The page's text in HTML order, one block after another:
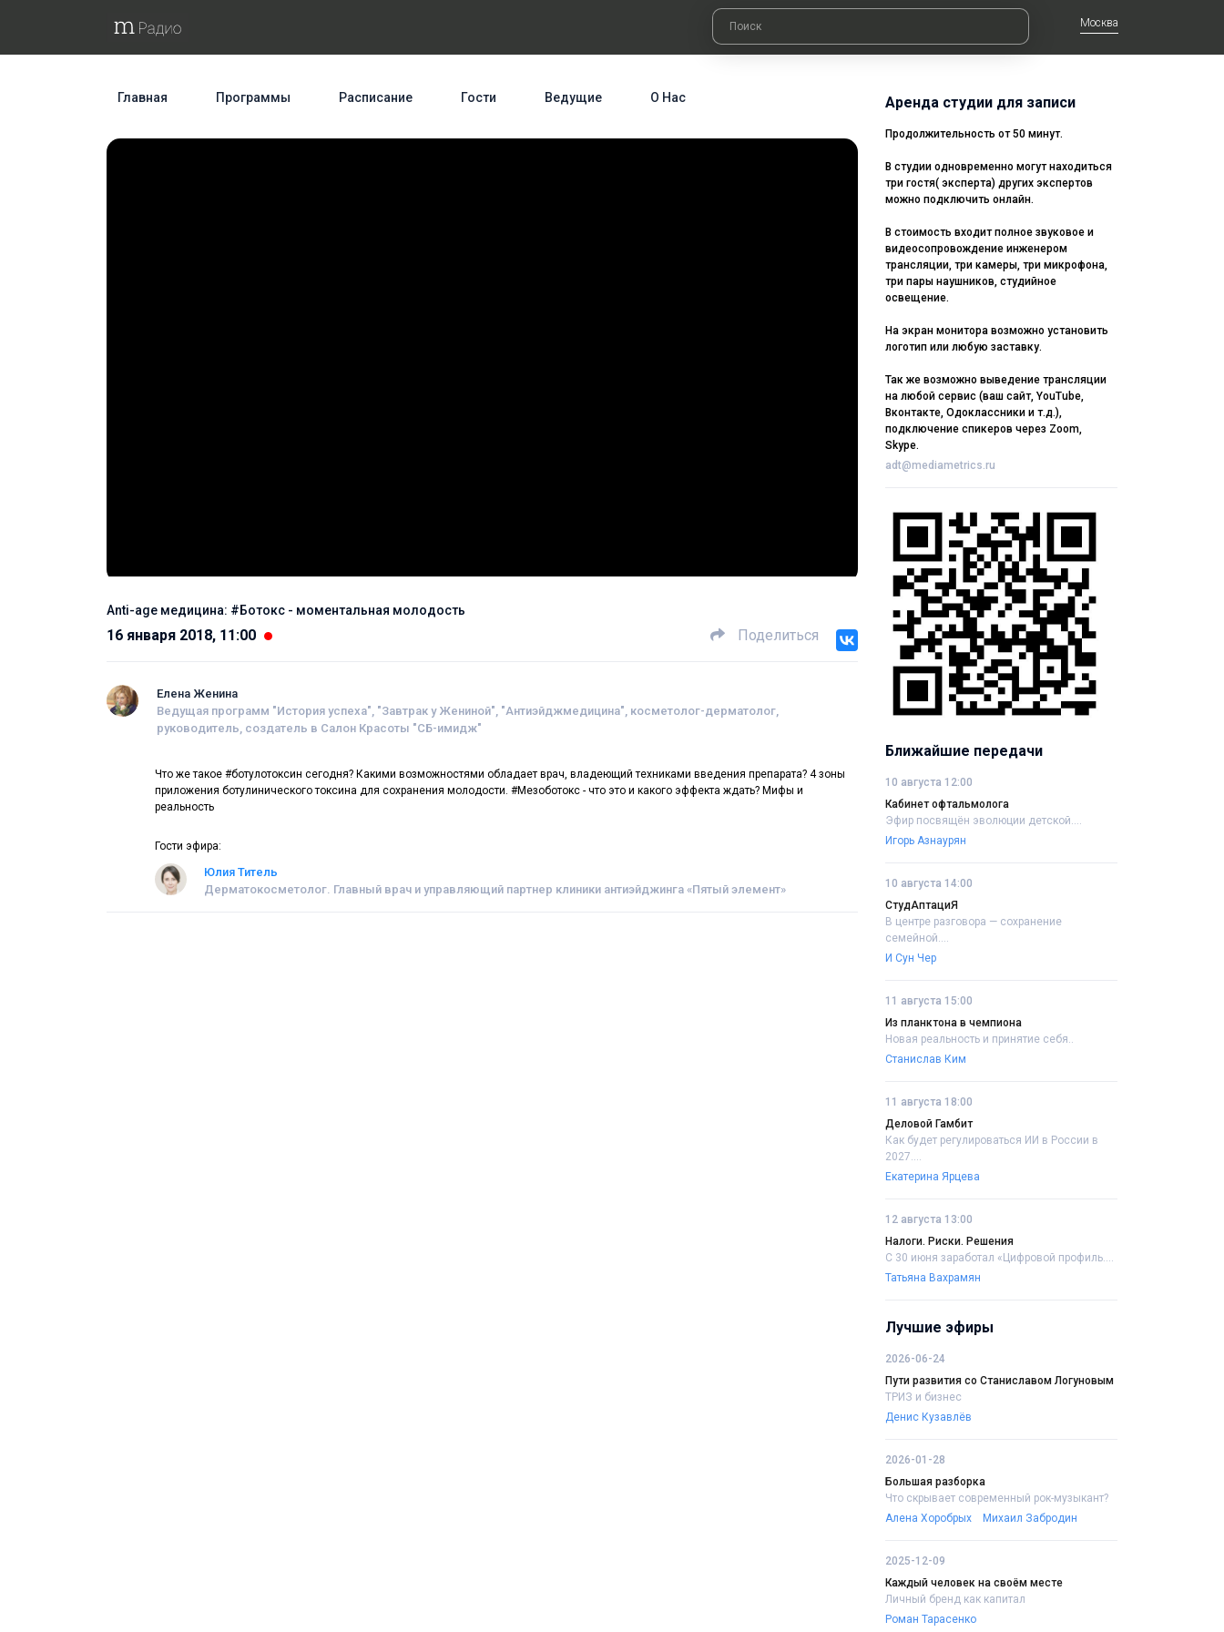
Москва
Главная Программы Расписание Гости Ведущие О Нас
Anti-age медицина: #Ботокс - моментальная молодость
16 января 2018, 11:00 Поделиться
Елена Женина
Ведущая программ "История успеха", "Завтрак у Жениной", "Антиэйджмедицина", косметолог-дерматолог,
руководитель, создатель в Салон Красоты "СБ-имидж"
Что же такое #ботулотоксин сегодня? Какими возможностями обладает врач, владеющий техниками введения препарата? 4 зоны
приложения ботулинического токсина для сохранения молодости. #Мезоботокс - что это и какого эффекта ждать? Мифы и
реальность
Гости эфира:
Юлия Титель
Дерматокосметолог. Главный врач и управляющий партнер клиники антиэйджинга «Пятый элемент»
Аренда студии для записи
Продолжительность от 50 минут.
В студии одновременно могут находиться
три гостя( эксперта) других экспертов
можно подключить онлайн.
В стоимость входит полное звуковое и
видеосопровождение инженером
трансляции, три камеры, три микрофона,
три пары наушников, студийное
освещение.
На экран монитора возможно установить
логотип или любую заставку.
Так же возможно выведение трансляции
на любой сервис (ваш сайт, YouTube,
Вконтакте, Одоклассники и т.д.),
подключение спикеров через Zoom,
Skype.
adt@mediametrics.ru
Ближайшие передачи
10 августа 12:00
Кабинет офтальмолога
Эфир посвящён эволюции детской....
Игорь Азнаурян
10 августа 14:00
СтудАптациЯ
В центре разговора — сохранение
семейной....
И Сун Чер
11 августа 15:00
Из планктона в чемпиона
Новая реальность и принятие себя..
Станислав Ким
11 августа 18:00
Деловой Гамбит
Как будет регулироваться ИИ в России в
2027....
Екатерина Ярцева
12 августа 13:00
Налоги. Риски. Решения
С 30 июня заработал «Цифровой профиль....
Татьяна Вахрамян
Лучшие эфиры
2026-06-24
Пути развития со Станиславом Логуновым
ТРИЗ и бизнес
Денис Кузавлёв
2026-01-28
Большая разборка
Что скрывает современный рок-музыкант?
Алена Хоробрых
Михаил Забродин
2025-12-09
Каждый человек на своём месте
Личный бренд как капитал
Роман Тарасенко